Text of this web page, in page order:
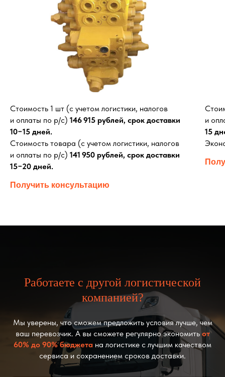
Стоимость 1 шт (с учетом логистики, налогов
и оплаты по р/с) 146 915 рублей, срок доставки
10−15 дней.
Стоимость товара (с учетом логистики, налогов
и оплаты по р/с) 141 950 рублей, срок доставки
15−20 дней.
Получить консультацию
и
15
Работаете с другой логистической
компанией?
Мы уверены, что сможем предложить условия лучше, чем
ваш перевозчик. А вы сможете регулярно экономить от
60% до 90% бюджета на логистике с лучшим качеством
сервиса и сохранением сроков доставки.